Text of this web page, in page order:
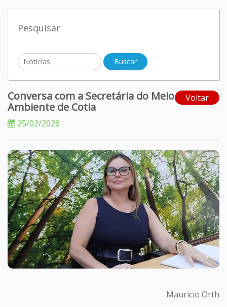
Pesquisar
Voltar
Conversa com a Secretária do Meio
Ambiente de Cotia
25/02/2026
Mauricio Orth